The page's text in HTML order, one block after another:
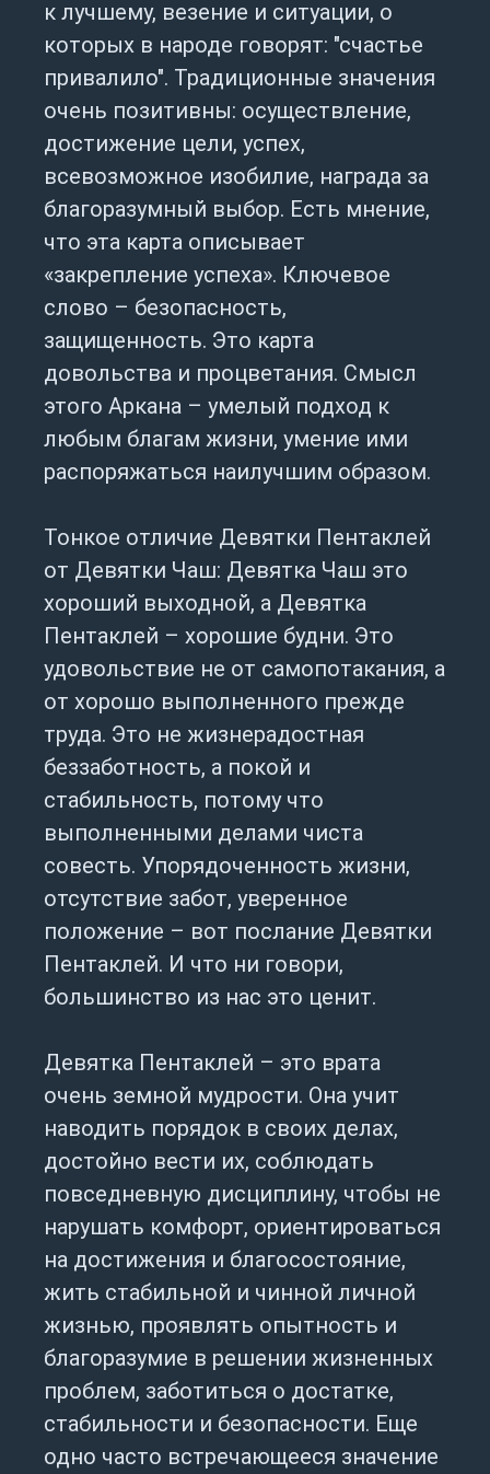
к лучшему, везение и ситуации, о
которых в народе говорят: "счастье
привалило". Традиционные значения
очень позитивны: осуществление,
достижение цели, успех,
всевозможное изобилие, награда за
благоразумный выбор. Есть мнение,
что эта карта описывает
«закрепление успеха». Ключевое
слово – безопасность,
защищенность. Это карта
довольства и процветания. Смысл
этого Аркана – умелый подход к
любым благам жизни, умение ими
распоряжаться наилучшим образом.
Тонкое отличие Девятки Пентаклей
от Девятки Чаш: Девятка Чаш это
хороший выходной, а Девятка
Пентаклей – хорошие будни. Это
удовольствие не от самопотакания, а
от хорошо выполненного прежде
труда. Это не жизнерадостная
беззаботность, а покой и
стабильность, потому что
выполненными делами чиста
совесть. Упорядоченность жизни,
отсутствие забот, уверенное
положение – вот послание Девятки
Пентаклей. И что ни говори,
большинство из нас это ценит.
Девятка Пентаклей – это врата
очень земной мудрости. Она учит
наводить порядок в своих делах,
достойно вести их, соблюдать
повседневную дисциплину, чтобы не
нарушать комфорт, ориентироваться
на достижения и благосостояние,
жить стабильной и чинной личной
жизнью, проявлять опытность и
благоразумие в решении жизненных
проблем, заботиться о достатке,
стабильности и безопасности. Еще
одно часто встречающееся значение